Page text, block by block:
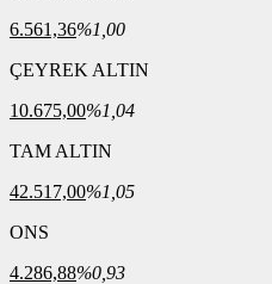
6.561,36%1,00
ÇEYREK ALTIN
10.675,00%1,04
TAM ALTIN
42.517,00%1,05
ONS
4.286,88%0,93